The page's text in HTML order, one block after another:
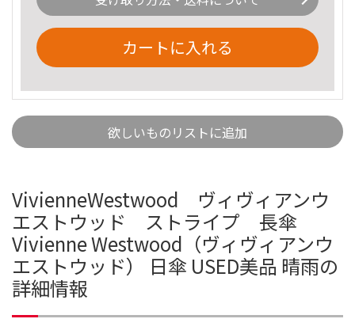
カートに入れる
欲しいものリストに追加
VivienneWestwood ヴィヴィアンウ
エストウッド ストライプ 長傘
Vivienne Westwood（ヴィヴィアンウ
エストウッド） 日傘 USED美品 晴雨の
詳細情報